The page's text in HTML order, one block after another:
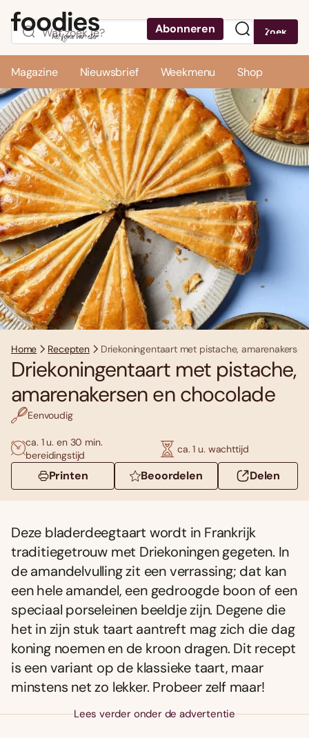
Abonneren Zoek
Magazine Nieuwsbrief Weekmenu Shop
Home Recepten Driekoningentaart met pistache,
Driekoningentaart met pistache,
amarenakersen en chocolade
Eenvoudig
ca. 1 u. en 30 min.
bereidingstijd
ca. 1 u. wachttijd
Printen Beoordelen Delen
Deze bladerdeegtaart wordt in Frankrijk
traditiegetrouw met Driekoningen gegeten. In
de amandelvulling zit een verrassing; dat kan
een hele amandel, een gedroogde boon of een
speciaal porseleinen beeldje zijn. Degene die
het in zijn stuk taart aantreft mag zich die dag
koning noemen en de kroon dragen. Dit recept
is een variant op de klassieke taart, maar
minstens net zo lekker. Probeer zelf maar!
Lees verder onder de advertentie